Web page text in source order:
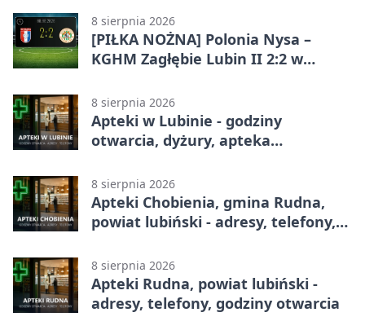
8 sierpnia 2026
[PIŁKA NOŻNA] Polonia Nysa –
KGHM Zagłębie Lubin II 2:2 w
8 sierpnia 2026
Apteki w Lubinie - godziny
otwarcia, dyżury, apteka
8 sierpnia 2026
Apteki Chobienia, gmina Rudna,
powiat lubiński - adresy, telefony,
8 sierpnia 2026
Apteki Rudna, powiat lubiński -
adresy, telefony, godziny otwarcia